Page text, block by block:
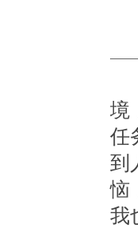
“
境
任
到
恼
我